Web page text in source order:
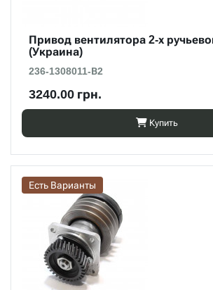
Привод вентилятора 2-х
(Украина)
236-1308011-В2
3240.00 грн.
Купить
Есть Варианты